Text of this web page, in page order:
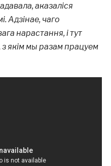
аказаліся
Адзінае, чаго
нарастання, і тут
з якім мы разам працуем